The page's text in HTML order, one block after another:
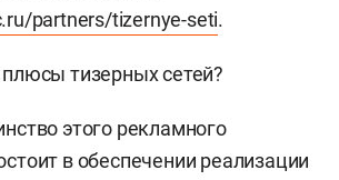
partners/tizernye-seti.
тизерных сетей?
этого рекламного
в обеспечении реализации